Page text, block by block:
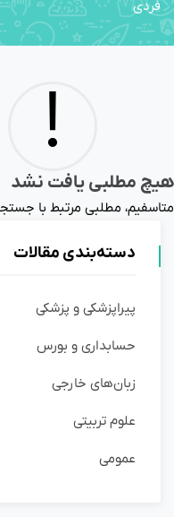
فردی
!
هیچ مطلبی یافت نشد
متاسفیم، مطلبی مرتبط با
دسته‌بندی مقالات
پیراپزشکی و پزشکی
حسابداری و بورس
زبان‌های خارجی
علوم تربیتی
عمومی